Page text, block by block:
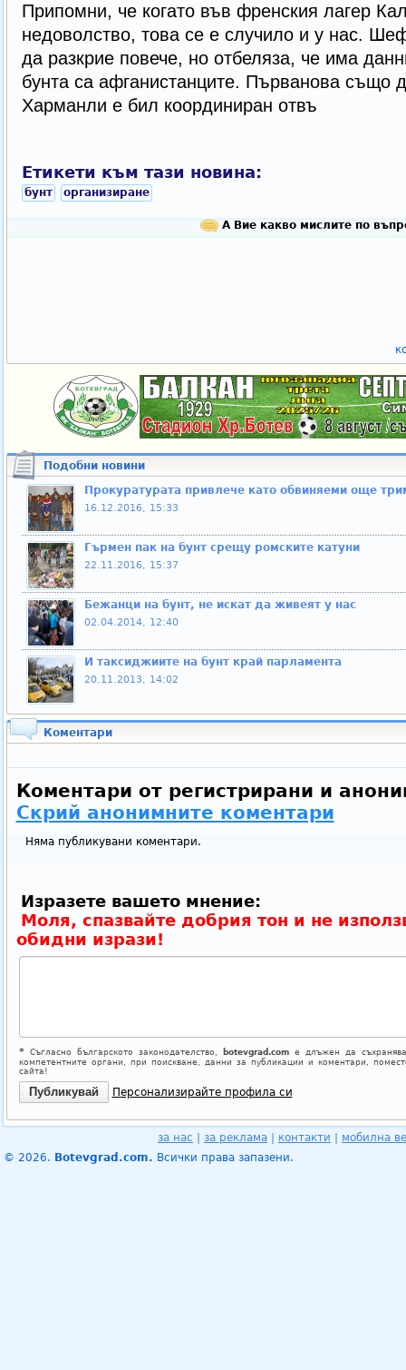
Припомни, че когато във френския лагер
недоволство, това се е случило и у нас.
да разкрие повече, но отбеляза, че има
бунта са афганистанците. Първанова също
Харманли е бил координиран отвъ
Етикети към тази новина:
бунт организиране
А Вие какво мислите по
Подобни новини
Прокуратурата привлече като обвиняеми още
16.12.2016, 15:33
Гърмен пак на бунт срещу ромските катуни
22.11.2016, 15:37
Бежанци на бунт, не искат да живеят у нас
02.04.2014, 12:40
И таксиджиите на бунт край парламента
20.11.2013, 14:02
Коментари
Коментари от регистрирани и
Скрий анонимните коментари
Няма публикувани коментари.
Изразете вашето мнение:
Моля, спазвайте добрия тон и не
обидни изрази!
*Съгласно българското законодателство, botevgrad.comе длъжен да
компетентните органи, при поискване, данни за публикации и коментари,
сайта!
Персонализирайте профила си
за нас за реклама контакти
мобилна
© 2026. Botevgrad.com. Всички права запазени.